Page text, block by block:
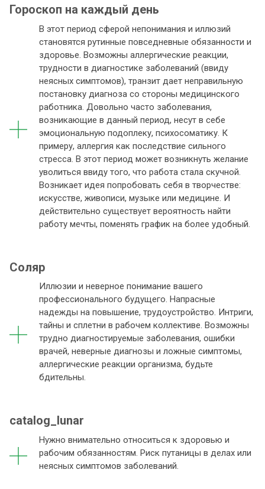
Гороскоп на каждый день
В этот период сферой непонимания и иллюзий
становятся рутинные повседневные обязанности и
здоровье. Возможны аллергические реакции,
трудности в диагностике заболеваний (ввиду
неясных симптомов), транзит дает неправильную
постановку диагноза со стороны медицинского
работника. Довольно часто заболевания,
возникающие в данный период, несут в себе
эмоциональную подоплеку, психосоматику. К
примеру, аллергия как последствие сильного
стресса. В этот период может возникнуть желание
уволиться ввиду того, что работа стала скучной.
Возникает идея попробовать себя в творчестве:
искусстве, живописи, музыке или медицине. И
действительно существует вероятность найти
работу мечты, поменять график на более удобный.
Соляр
Иллюзии и неверное понимание вашего
профессионального будущего. Напрасные
надежды на повышение, трудоустройство. Интриги,
тайны и сплетни в рабочем коллективе. Возможны
трудно диагностируемые заболевания, ошибки
врачей, неверные диагнозы и ложные симптомы,
аллергические реакции организма, будьте
бдительны.
catalog_lunar
Нужно внимательно относиться к здоровью и
рабочим обязанностям. Риск путаницы в делах или
неясных симптомов заболеваний.